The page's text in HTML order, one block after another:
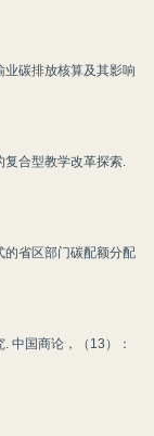
碳排放核算及其影响
合型教学改革探索.
的省区部门碳配额分配
中国商论，（13）：